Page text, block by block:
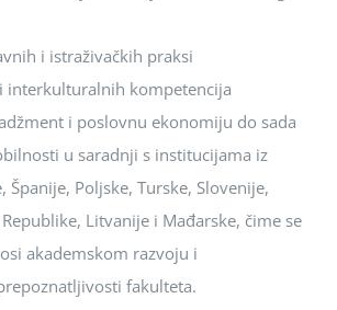
i istraživačkih praksi
interkulturalnih kompetencija
i poslovnu ekonomiju do sada
u saradnji s institucijama iz
Španije, Poljske, Turske, Slovenije,
Litvanije i Mađarske, čime se
akademskom razvoju i
fakulteta.